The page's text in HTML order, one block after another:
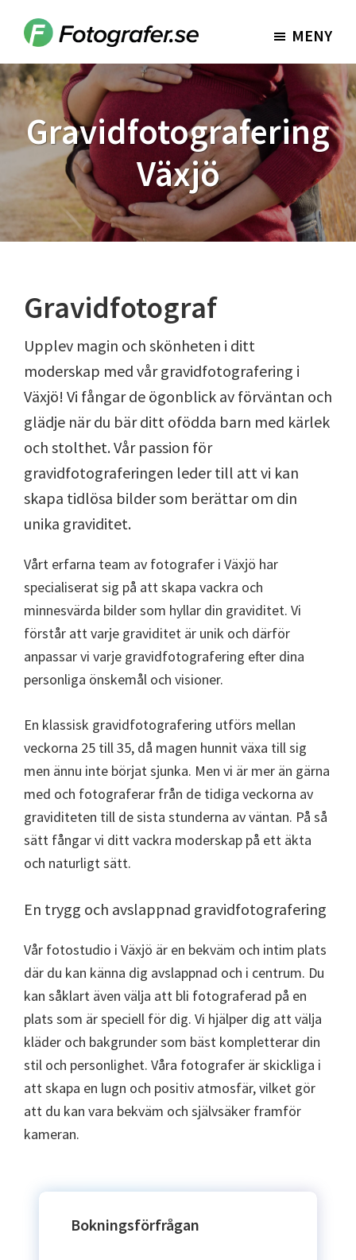
Fotografer.se MENY
Gravidfotografering
Växjö
Gravidfotograf
Upplev magin och skönheten i ditt
moderskap med vår gravidfotografering i
Växjö! Vi fångar de ögonblick av förväntan och
glädje när du bär ditt ofödda barn med kärlek
och stolthet. Vår passion för
gravidfotograferingen leder till att vi kan
skapa tidlösa bilder som berättar om din
unika graviditet.
Vårt erfarna team av fotografer i Växjö har
specialiserat sig på att skapa vackra och
minnesvärda bilder som hyllar din graviditet. Vi
förstår att varje graviditet är unik och därför
anpassar vi varje gravidfotografering efter dina
personliga önskemål och visioner.
En klassisk gravidfotografering utförs mellan
veckorna 25 till 35, då magen hunnit växa till sig
men ännu inte börjat sjunka. Men vi är mer än gärna
med och fotograferar från de tidiga veckorna av
graviditeten till de sista stunderna av väntan. På så
sätt fångar vi ditt vackra moderskap på ett äkta
och naturligt sätt.
En trygg och avslappnad gravidfotografering
Vår fotostudio i Växjö är en bekväm och intim plats
där du kan känna dig avslappnad och i centrum. Du
kan såklart även välja att bli fotograferad på en
plats som är speciell för dig. Vi hjälper dig att välja
kläder och bakgrunder som bäst kompletterar din
stil och personlighet. Våra fotografer är skickliga i
att skapa en lugn och positiv atmosfär, vilket gör
att du kan vara bekväm och självsäker framför
kameran.
Bokningsförfrågan